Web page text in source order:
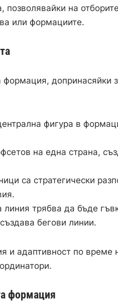
на
или формациите.
допринасяйки
фигура в
на една страна,
са стратегически
линия трябва да бъде
бегови линии.
и адаптивност по време
формация